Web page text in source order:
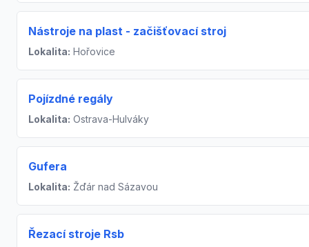
Nástroje na plast - začišťovací stroj
Lokalita: Hořovice
Pojízdné regály
Lokalita: Ostrava-Hulváky
Gufera
Lokalita: Žďár nad Sázavou
Řezací stroje Rsb